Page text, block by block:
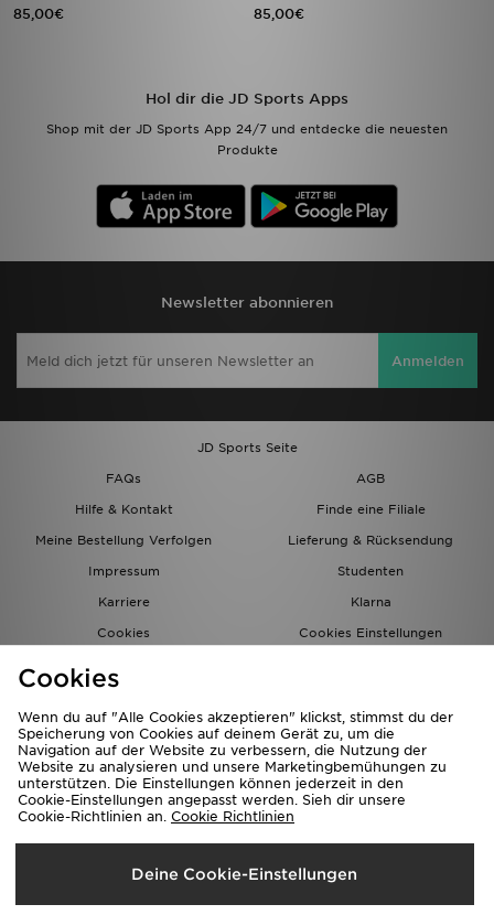
85,00€ 85,00€
Hol dir die JD Sports Apps
Shop mit der JD Sports App 24/7 und entdecke die neuesten
Produkte
Newsletter abonnieren
Anmelden
JD Sports Seite
FAQs
AGB
Hilfe & Kontakt
Finde eine Filiale
Meine Bestellung Verfolgen
Lieferung & Rücksendung
Impressum
Studenten
Karriere
Klarna
Cookies
Cookies Einstellungen
Lieferung Nach
Deutschland
Cookies
Wenn du auf "Alle Cookies akzeptieren" klickst, stimmst du der
Speicherung von Cookies auf deinem Gerät zu, um die
Navigation auf der Website zu verbessern, die Nutzung der
Website zu analysieren und unsere Marketingbemühungen zu
unterstützen. Die Einstellungen können jederzeit in den
Cookie-Einstellungen angepasst werden. Sieh dir unsere
Cookie-Richtlinien an. Cookie Richtlinien
Deine Cookie-Einstellungen